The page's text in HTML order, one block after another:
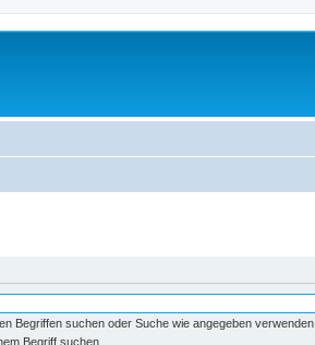
Begriffen suchen oder Suche wie angegeben verwenden
Begriff suchen